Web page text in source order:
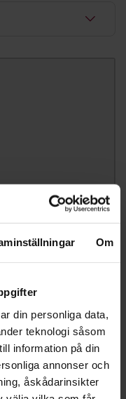
Om
din personliga data,
teknologi såsom
information på din
annonser och
åskådarinsikter